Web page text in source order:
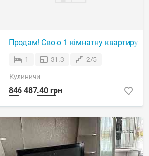
Продам! Свою 1 кімнатну квартиру.
1 31.3 2/5
Кулиничи
846 487.40 грн